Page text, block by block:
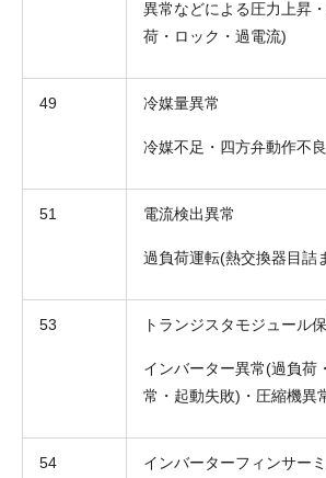
異常などによる圧力上昇
荷・ロック・過電流)
49 冷媒量異常
冷媒不足・四方弁動作不良
51 電流検出異常
過負荷運転(熱交換器目詰
53 トランジスタモジュール
インバーター異常(過負荷
常・起動失敗)・圧縮機異
54 インバーターフィンサー
折り返しのご連絡 お電話
送信する